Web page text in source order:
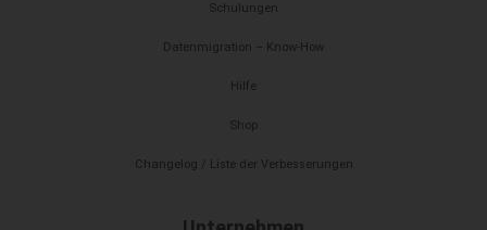
Schulungen
Datenmigration – Know-How
Hilfe
Shop
Changelog / Liste der Verbesserungen